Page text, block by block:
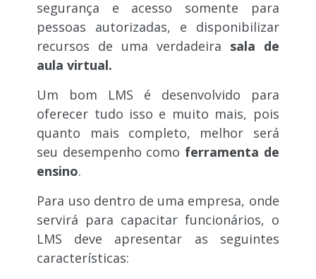
segurança e acesso somente para
pessoas autorizadas, e disponibilizar
recursos de uma verdadeira sala de
aula virtual.
Um bom LMS é desenvolvido para
oferecer tudo isso e muito mais, pois
quanto mais completo, melhor será
seu desempenho como ferramenta de
ensino.
Para uso dentro de uma empresa, onde
servirá para capacitar funcionários, o
LMS deve apresentar as seguintes
características: